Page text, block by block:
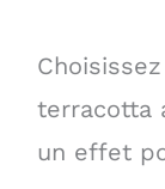
terracotta
un effet